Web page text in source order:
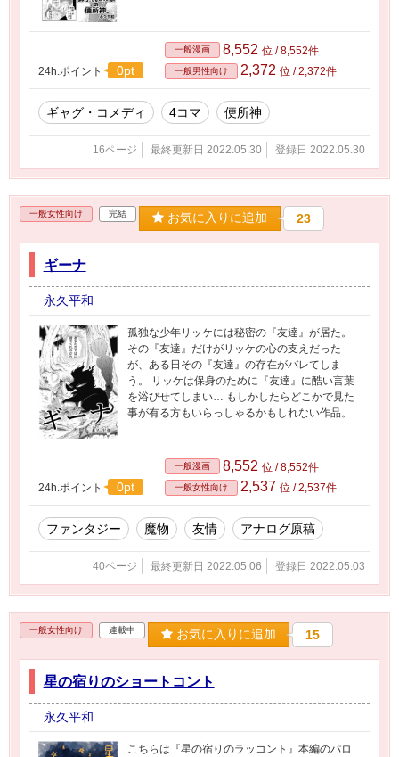
24h.ポイント 0pt
一般漫画 8,552 位 / 8,552件
一般男性向け 2,372 位 / 2,372件
ギャグ・コメディ 4コマ 便所神
16ページ 最終更新日 2022.05.30 登録日 2022.05.30
一般女性向け 完結 お気に入りに追加 23
ギーナ
永久平和
孤独な少年リッケには秘密の『友達』が居た。
その『友達』だけがリッケの心の支えだった
が、ある日その『友達』の存在がバレてしま
う。 リッケは保身のために『友達』に酷い言葉
を浴びせてしまい… もしかしたらどこかで見た
事が有る方もいらっしゃるかもしれない作品。
24h.ポイント 0pt
一般漫画 8,552 位 / 8,552件
一般女性向け 2,537 位 / 2,537件
ファンタジー 魔物 友情 アナログ原稿
40ページ 最終更新日 2022.05.06 登録日 2022.05.03
一般女性向け 連載中 お気に入りに追加 15
星の宿りのショートコント
永久平和
こちらは『星の宿りのラッコント』本編のパロ